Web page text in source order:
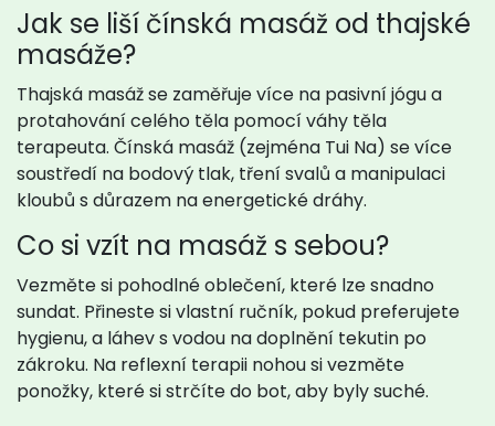
Jak se liší čínská masáž od thajské
masáže?
Thajská masáž se zaměřuje více na pasivní jógu a
protahování celého těla pomocí váhy těla
terapeuta. Čínská masáž (zejména Tui Na) se více
soustředí na bodový tlak, tření svalů a manipulaci
kloubů s důrazem na energetické dráhy.
Co si vzít na masáž s sebou?
Vezměte si pohodlné oblečení, které lze snadno
sundat. Přineste si vlastní ručník, pokud preferujete
hygienu, a láhev s vodou na doplnění tekutin po
zákroku. Na reflexní terapii nohou si vezměte
ponožky, které si strčíte do bot, aby byly suché.